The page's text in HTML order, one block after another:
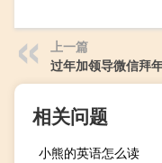
上一篇
过年加领导微信拜
相关问题
小熊的英语怎么读